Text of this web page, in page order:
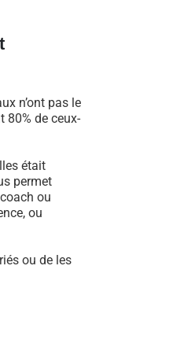
n’ont pas le
80% de ceux-
était
permet
ou
ou
ou de les